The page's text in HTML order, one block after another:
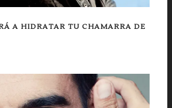
A HIDRATAR TU CHAMARRA DE